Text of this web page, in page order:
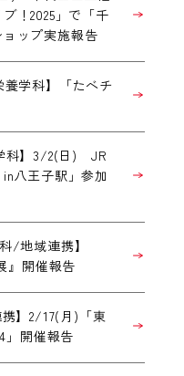
！2025」で「千
ップ実施報告
学科】「たべチ
科】3/2(日) JR
八王子駅」参加
/地域連携】
』開催報告
】2/17(月)「東
」開催報告